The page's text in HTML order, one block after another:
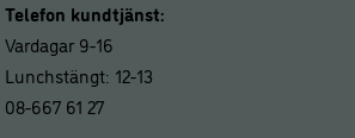
Telefon kundtjänst:
Vardagar 9-16
Lunchstängt: 12-13
08-667 61 27